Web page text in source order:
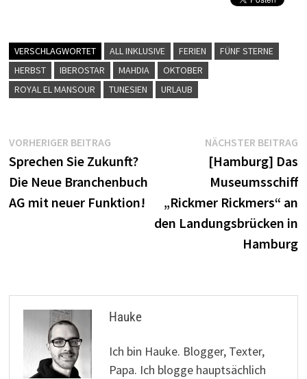
VERSCHLAGWORTET ALL INKLUSIVE FERIEN
FÜNF STERNE
HERBST
IBEROSTAR MAHDIA
OKTOBER
ROYAL EL MANSOUR
TUNESIEN URLAUB
Beitragsnavigation
VORHERIGER BEITRAGVorheriger
Beitrag:
Sprechen Sie Zukunft?
Die Neue Branchenbuch
AG mit neuer Funktion!
NÄCHSTER BEITRAG
[Hamburg] Das
Museumsschiff
„Rickmer Rickmers“ an
den Landungsbrücken in
Hamburg
Hauke
Ich bin Hauke. Blogger, Texter,
Papa. Ich blogge hauptsächlich